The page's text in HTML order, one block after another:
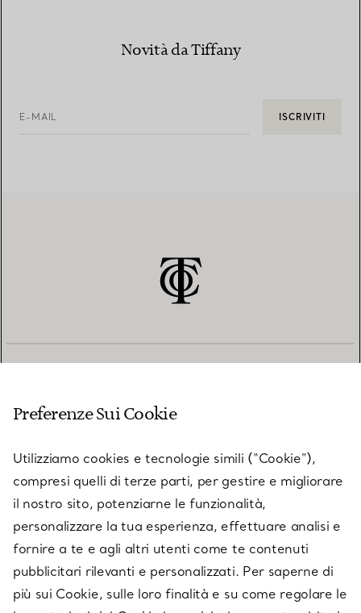
Novità da Tiffany
E-MAIL ISCRIVITI
SU TIFFANY & CO.
LEGALE
Preferenze Sui Cookie
Utilizziamo cookies e tecnologie simili (“Cookie”),
compresi quelli di terze parti, per gestire e migliorare
il nostro sito, potenziarne le funzionalità,
personalizzare la tua esperienza, effettuare analisi e
fornire a te e agli altri utenti come te contenuti
pubblicitari rilevanti e personalizzati. Per saperne di
più sui Cookie, sulle loro finalità e su come regolare le